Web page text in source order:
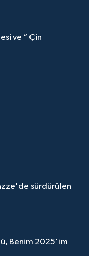
ve “ Çin
sürdürülen
Benim 2025'im